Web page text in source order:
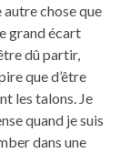
autre chose que
grand écart
dû partir,
que d’être
les talons. Je
quand je suis
dans une